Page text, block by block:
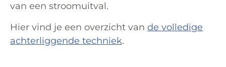
van een stroomuitval.
Hier vind je een overzicht van de volledige
achterliggende techniek.